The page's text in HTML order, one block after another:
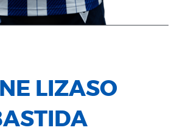
LIZASO